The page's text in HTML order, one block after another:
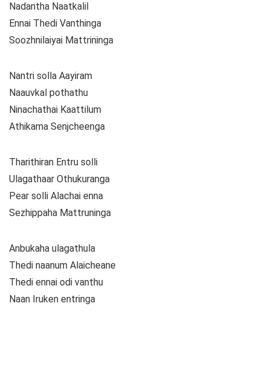
Nadantha Naatkalil
Ennai Thedi Vanthinga
Soozhnilaiyai Mattrininga
Nantri solla Aayiram
Naauvkal pothathu
Ninachathai Kaattilum
Athikama Senjcheenga
Tharithiran Entru solli
Ulagathaar Othukuranga
Pear solli Alachai enna
Sezhippaha Mattruninga
Anbukaha ulagathula
Thedi naanum Alaicheane
Thedi ennai odi vanthu
Naan Iruken entringa